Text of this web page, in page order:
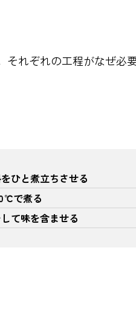
それぞれの工程がなぜ必
ひと煮立ちさせる
で煮る
て味を含ませる